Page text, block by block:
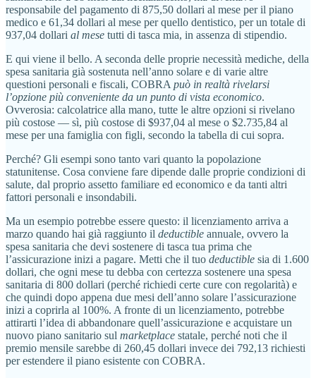
responsabile del pagamento di 875,50 dollari al mese per il piano
medico e 61,34 dollari al mese per quello dentistico, per un totale di
937,04 dollari al mese tutti di tasca mia, in assenza di stipendio.
E qui viene il bello. A seconda delle proprie necessità mediche, della
spesa sanitaria già sostenuta nell’anno solare e di varie altre
questioni personali e fiscali, COBRApuò in realtà rivelarsi
l’opzione più conveniente da un punto di vista economico.
Ovverosia: calcolatrice alla mano, tutte le altre opzioni si rivelano
più costose — sì, più costose di $937,04 al mese o $2.735,84 al
mese per una famiglia con figli, secondo la tabella di cui sopra.
Perché? Gli esempi sono tanto vari quanto la popolazione
statunitense. Cosa conviene fare dipende dalle proprie condizioni di
salute, dal proprio assetto familiare ed economico e da tanti altri
fattori personali e insondabili.
Ma un esempio potrebbe essere questo: il licenziamento arriva a
marzo quando hai già raggiunto il deductible annuale, ovvero la
spesa sanitaria che devi sostenere di tasca tua prima che
l’assicurazione inizi a pagare. Metti che il tuo deductible sia di 1.600
dollari, che ogni mese tu debba con certezza sostenere una spesa
sanitaria di 800 dollari (perché richiedi certe cure con regolarità) e
che quindi dopo appena due mesi dell’anno solare l’assicurazione
inizi a coprirla al 100%. A fronte di un licenziamento, potrebbe
attirarti l’idea di abbandonare quell’assicurazione e acquistare un
nuovo piano sanitario sul marketplace statale, perché noti che il
premio mensile sarebbe di 260,45 dollari invece dei 792,13 richiesti
per estendere il piano esistente con COBRA.